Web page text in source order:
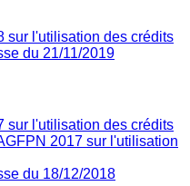
sur l'utilisation des crédits
du 21/11/2019
sur l'utilisation des crédits
2017 sur l'utilisation
du 18/12/2018